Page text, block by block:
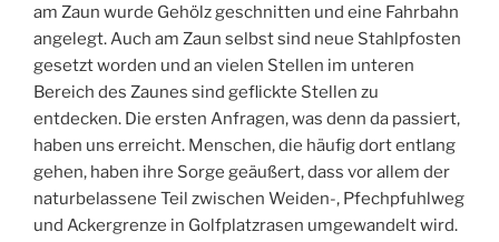
am Zaun wurde Gehölz geschnitten und eine Fahrbahn
angelegt. Auch am Zaun selbst sind neue Stahlpfosten
gesetzt worden und an vielen Stellen im unteren
Bereich des Zaunes sind geflickte Stellen zu
entdecken. Die ersten Anfragen, was denn da passiert,
haben uns erreicht. Menschen, die häufig dort entlang
gehen, haben ihre Sorge geäußert, dass vor allem der
naturbelassene Teil zwischen Weiden-, Pfechpfuhlweg
und Ackergrenze in Golfplatzrasen umgewandelt wird.